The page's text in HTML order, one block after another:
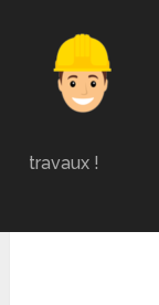
travaux !